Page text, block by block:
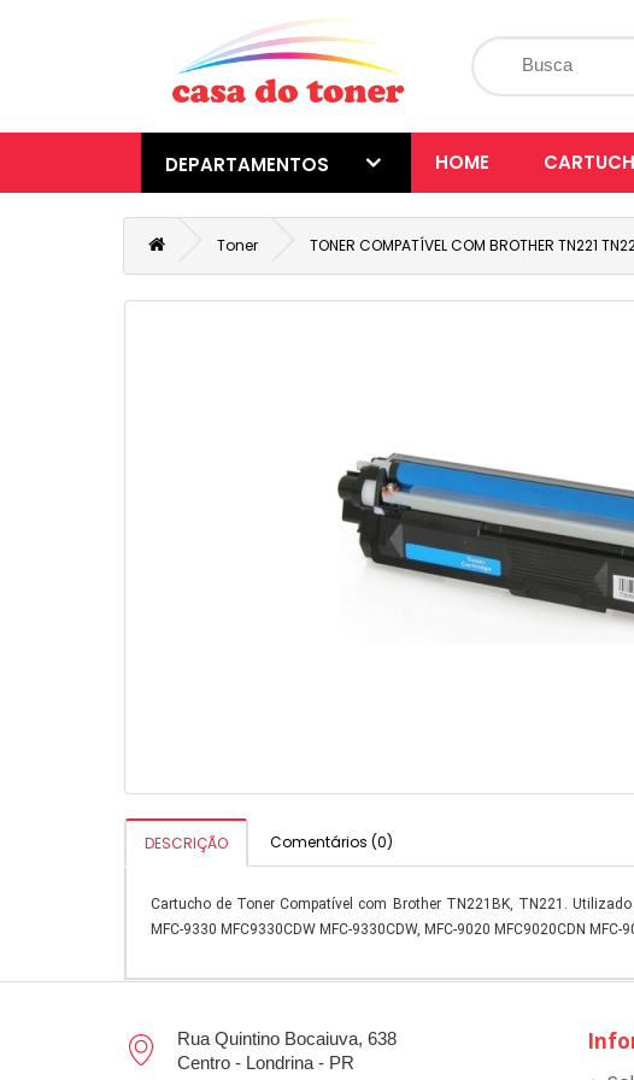
DEPARTAMENTOS HOME
Toner TONER COMPATÍVEL COM BROTHER TN221
DESCRIÇÃO Comentários (0)
Cartucho de Toner Compatível com Brother TN221BK, TN221. Utilizado
MFC-9330 MFC9330CDW MFC-9330CDW, MFC-9020 MFC9020CDN
Rua Quintino Bocaiuva, 638
Centro - Londrina - PR